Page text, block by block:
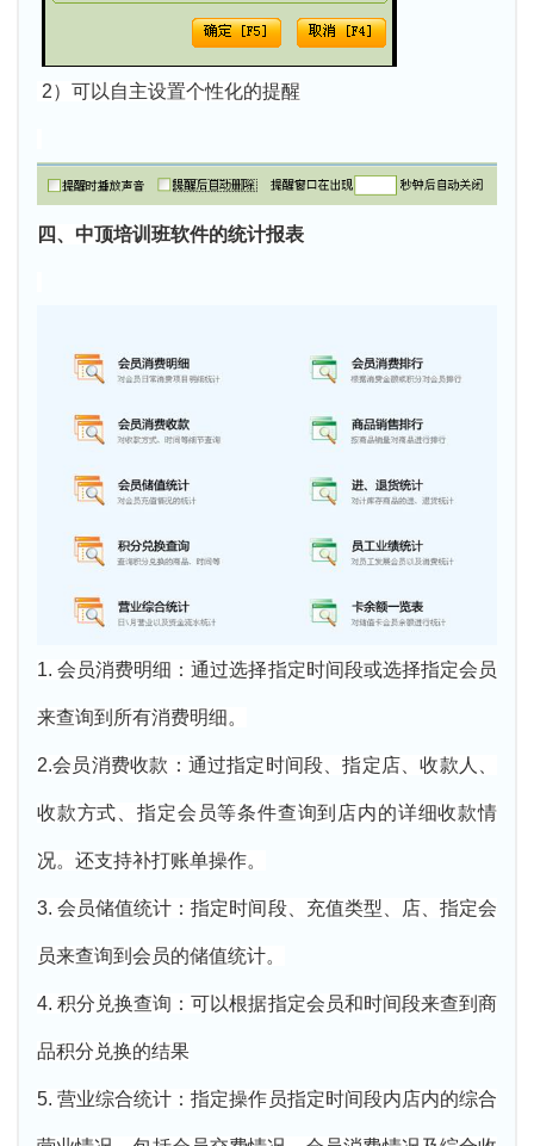
2）可以自主设置个性化的提醒
四、中顶培训班软件的统计报表
1. 会员消费明细：通过选择指定时间段或选择指定会员
来查询到所有消费明细。
2.会员消费收款：通过指定时间段、指定店、收款人、
收款方式、指定会员等条件查询到店内的详细收款情
况。还支持补打账单操作。
3. 会员储值统计：指定时间段、充值类型、店、指定会
员来查询到会员的储值统计。
4. 积分兑换查询：可以根据指定会员和时间段来查到商
品积分兑换的结果
5. 营业综合统计：指定操作员指定时间段内店内的综合